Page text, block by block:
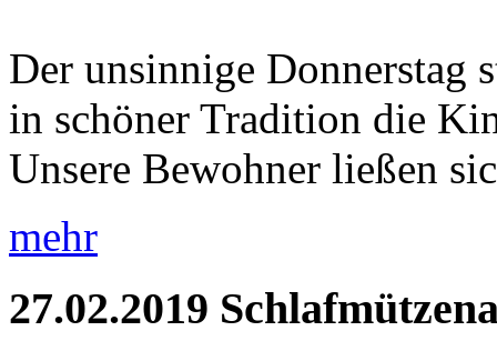
Der unsinnige Donnerstag
in schöner Tradition die
Unsere Bewohner ließen
mehr
27.02.2019